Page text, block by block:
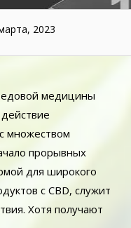
2023
медицины
множеством
прорывных
для широкого
с CBD, служит
Хотя получают